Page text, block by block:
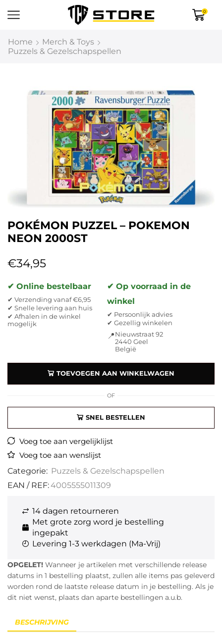
0
Home
Merch & Toys
Puzzels & Gezelschapspellen
POKÉMON PUZZEL – POKEMON
NEON 2000ST
€34,95
✔ Online bestelbaar
✔ Verzending vanaf €6,95
✔ Snelle levering aan huis
✔ Afhalen in de winkel
mogelijk
✔ Op voorraad in de
winkel
✔ Persoonlijk advies
✔ Gezellig winkelen
📍Nieuwstraat 92
2440 Geel
België
TOEVOEGEN AAN WINKELWAGEN
OF
SNEL BESTELLEN
Voeg toe aan vergelijklijst
Voeg toe aan wenslijst
Categorie: Puzzels & Gezelschapspellen
EAN / REF:4005555011309
14 dagen retourneren
Met grote zorg word je bestelling
ingepakt
Levering 1-3 werkdagen (Ma-Vrij)
OPGELET! Wanneer je artikelen met verschillende release
datums in 1 bestelling plaatst, zullen alle items pas geleverd
worden rond de laatste release datum in je bestelling. Als je
dit niet wenst, plaats dan aparte bestellingen a.u.b.
BESCHRIJVING